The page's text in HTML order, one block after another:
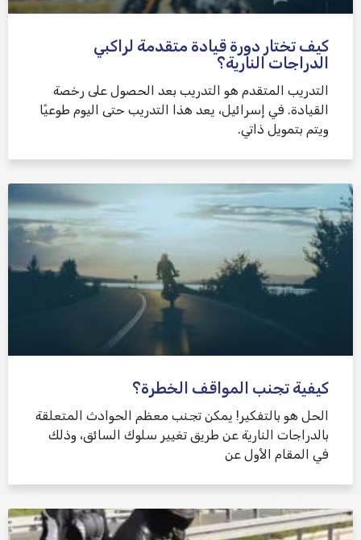
كيف تختار دورة قيادة متقدمة لراكبي
الدراجات النارية؟
التدريب المتقدم هو التدريب بعد الحصول على رخصة
القيادة. في إسرائيل، يعد هذا التدريب حتى اليوم طوعيًا
ويتم بتمويل ذاتي.
كيفية تجنب المواقف الخطرة؟
الحل هو بالتفكير! يمكن تجنب معظم الحوادث المتعلقة
بالدراجات النارية عن طريق تغيير سلوك السائق، وذلك
في المقام الأول عن